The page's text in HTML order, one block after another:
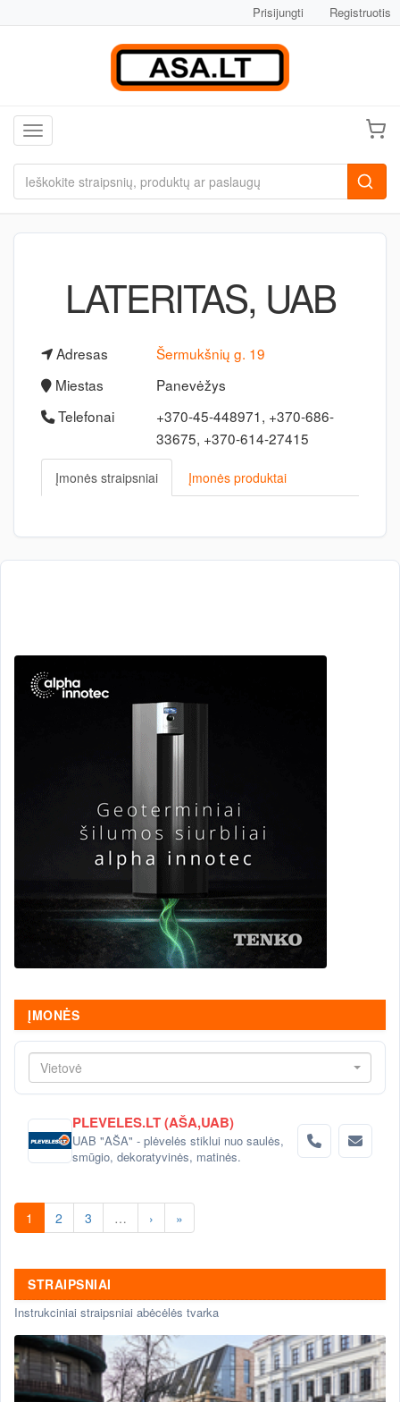
Prisijungti Registruotis
Toggle navigation
LATERITAS, UAB
Adresas
Šermukšnių g. 19
Miestas
Panevėžys
Telefonai
+370-45-448971, +370-686-
33675, +370-614-27415
Įmonės straipsniai Įmonės produktai
ĮMONĖS
Vietovė
PLEVELES.LT (AŠA,UAB)
UAB "AŠA" - plėvelės stiklui nuo saulės,
smūgio, dekoratyvinės, matinės.
1 2 3 … › »
STRAIPSNIAI
Instrukciniai straipsniai abėcėlės tvarka